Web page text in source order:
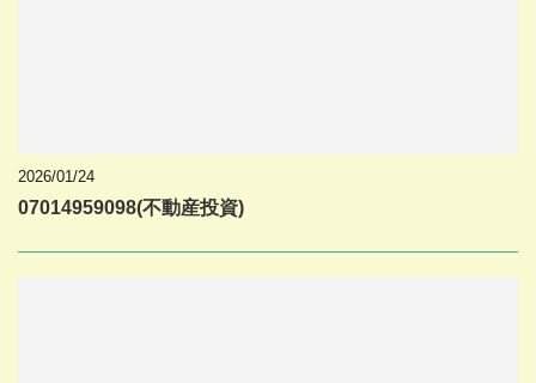
2026/01/24
07014959098(不動産投資)